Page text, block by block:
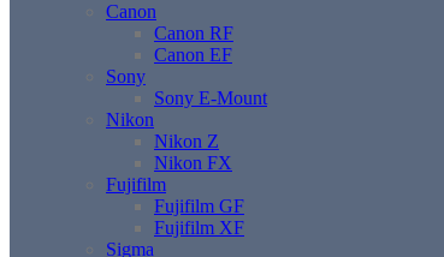
Canon
Canon RF
Canon EF
Sony
Sony E-Mount
Nikon
Nikon Z
Nikon FX
Fujifilm
Fujifilm GF
Fujifilm XF
Sigma